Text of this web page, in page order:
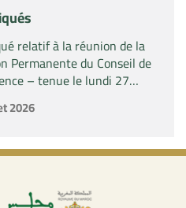
relatif à la réunion de la
Permanente du Conseil de
– tenue le lundi 27
2026